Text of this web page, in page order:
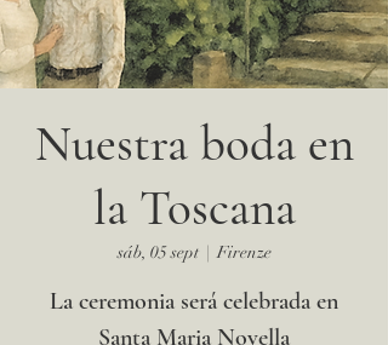
Nuestra boda en
la Toscana
sáb, 05 sept
  |
Firenze
La ceremonia será celebrada en
Santa Maria Novella